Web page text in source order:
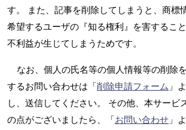
す。 また、記事を削除してしまうと、商標
希望するユーザの『知る権利』を害するこ
不利益が生じてしまうためです。
なお、個人の氏名等の個人情報等の削除
するお問い合わせは「削除申請フォーム 」
し、送信してください。 その他、本サービ
の点がございましたら、「お問い合わせ 」